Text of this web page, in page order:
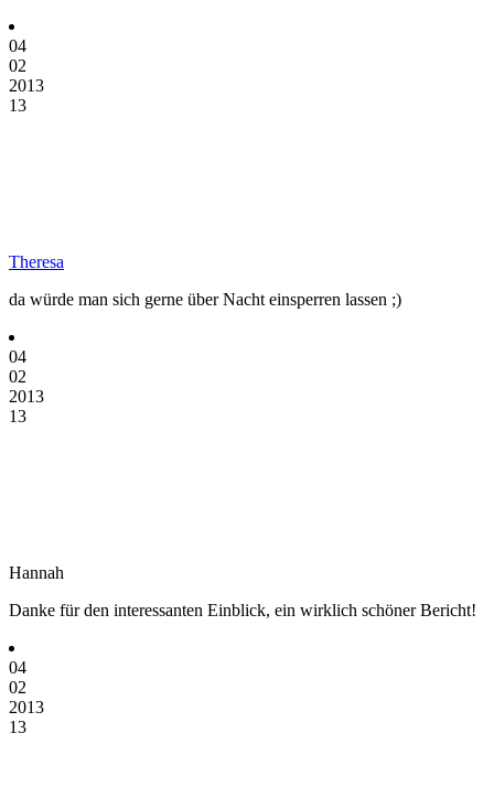
04
02
2013
13
Theresa
da würde man sich gerne über Nacht einsperren lassen ;)
04
02
2013
13
Hannah
Danke für den interessanten Einblick, ein wirklich schöner Bericht!
04
02
2013
13